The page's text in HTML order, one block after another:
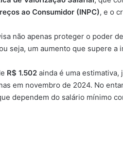
ao Consumidor (INPC), e o
não apenas proteger o poder
seja, um aumento que supere a
R$ 1.502 ainda é uma estimativa,
em novembro de 2024. No
dependem do salário mínimo